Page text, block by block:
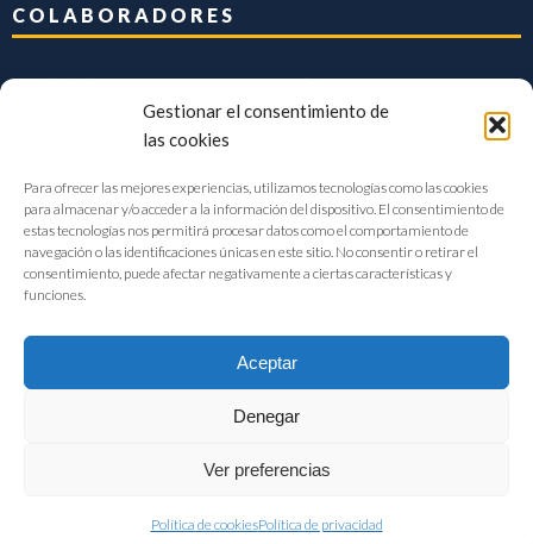
Gestionar el consentimiento de
las cookies
Para ofrecer las mejores experiencias, utilizamos tecnologías como las cookies
para almacenar y/o acceder a la información del dispositivo. El consentimiento de
estas tecnologías nos permitirá procesar datos como el comportamiento de
navegación o las identificaciones únicas en este sitio. No consentir o retirar el
consentimiento, puede afectar negativamente a ciertas características y
funciones.
Aceptar
Denegar
Ver preferencias
Política de cookiesPolítica de privacidad
COLABORADORES
FIAB Federación Española de Industrias de la Alimentación y Bebidas